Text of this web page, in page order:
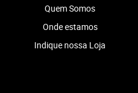
Quem Somos
Onde estamos
Indique nossa Loja